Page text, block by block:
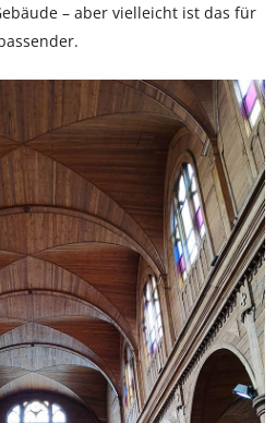
– aber vielleicht ist das für